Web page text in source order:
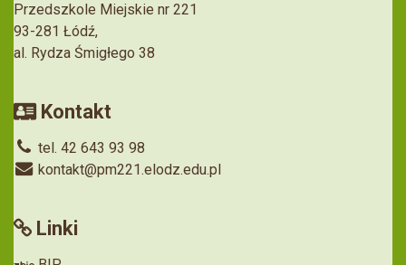
Przedszkole Miejskie nr 221
93-281 Łódź,
al. Rydza Śmigłego 38
Kontakt
tel. 42 643 93 98
kontakt@pm221.elodz.edu.pl
Linki